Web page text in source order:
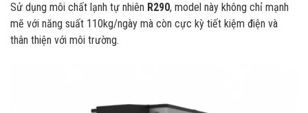
Sử dụng môi chất lạnh tự nhiên R290, model này không chỉ mạnh
mẽ với năng suất 110kg/ngày mà còn cực kỳ tiết kiệm điện và
thân thiện với môi trường.